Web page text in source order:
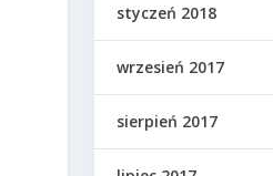
styczeń 2018
wrzesień 2017
sierpień 2017